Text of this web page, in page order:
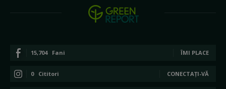
15,704 Fani ÎMI PLACE
0 Cititori CONECTAȚI-VĂ